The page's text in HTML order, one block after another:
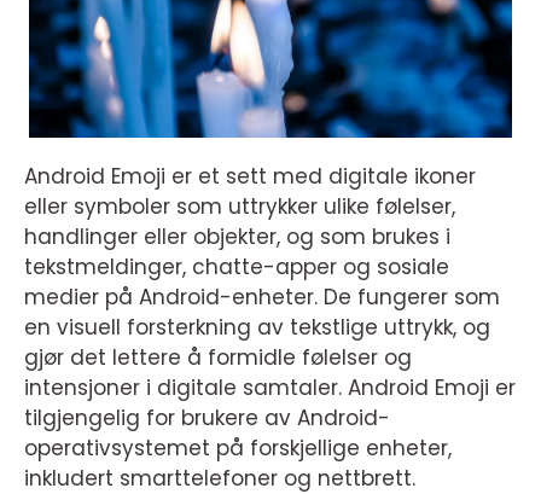
Android Emoji er et sett med digitale ikoner
eller symboler som uttrykker ulike følelser,
handlinger eller objekter, og som brukes i
tekstmeldinger, chatte-apper og sosiale
medier på Android-enheter. De fungerer som
en visuell forsterkning av tekstlige uttrykk, og
gjør det lettere å formidle følelser og
intensjoner i digitale samtaler. Android Emoji er
tilgjengelig for brukere av Android-
operativsystemet på forskjellige enheter,
inkludert smarttelefoner og nettbrett.